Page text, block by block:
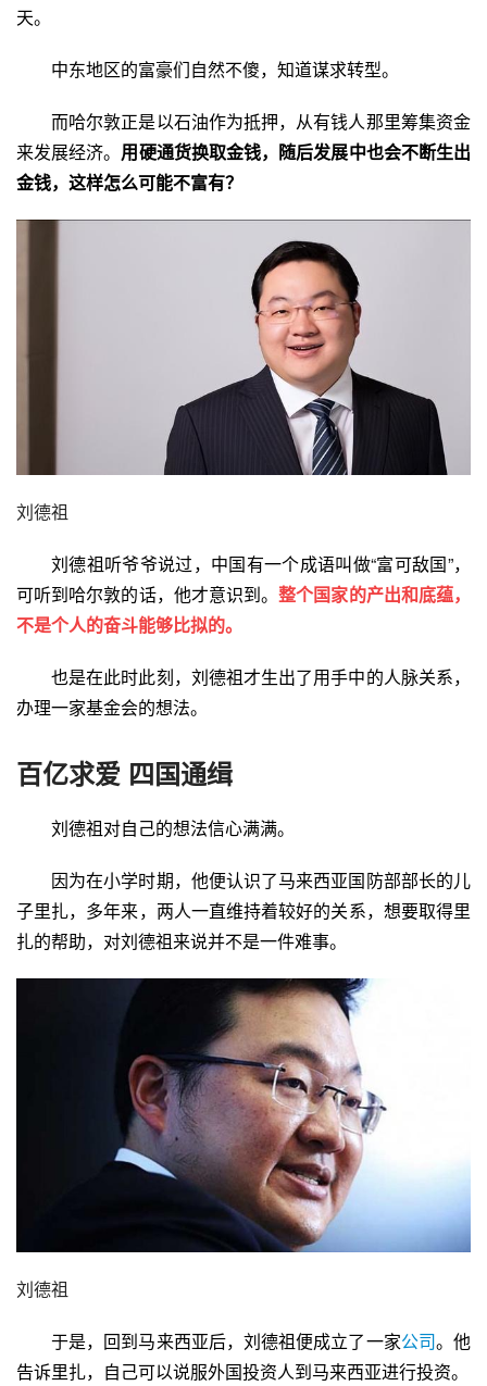
天。
中东地区的富豪们自然不傻，知道谋求转型。
而哈尔敦正是以石油作为抵押，从有钱人那里筹集资金
来发展经济。 用硬通货换取金钱，随后发展中也会不断生出
金钱，这样怎么可能不富有？
刘德祖
刘德祖听爷爷说过，中国有一个成语叫做“富可敌国”，
可听到哈尔敦的话，他才意识到。整个国家的产出和底蕴，
不是个人的奋斗能够比拟的。
也是在此时此刻，刘德祖才生出了用手中的人脉关系，
办理一家基金会的想法。
百亿求爱 四国通缉
刘德祖对自己的想法信心满满。
因为在小学时期，他便认识了马来西亚国防部部长的儿
子里扎，多年来，两人一直维持着较好的关系，想要取得里
扎的帮助，对刘德祖来说并不是一件难事。
刘德祖
于是，回到马来西亚后，刘德祖便成立了一家公司。他
告诉里扎，自己可以说服外国投资人到马来西亚进行投资。